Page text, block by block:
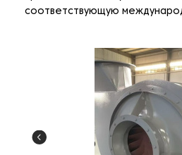
соответствующую